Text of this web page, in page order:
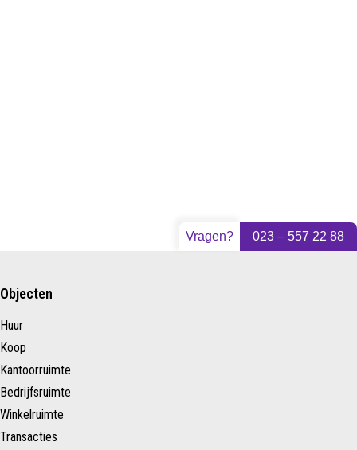
Vragen? 023 – 557 22 88
Objecten
Huur
Koop
Kantoorruimte
Bedrijfsruimte
Winkelruimte
Transacties